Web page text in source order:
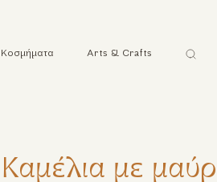
Κοσμήματα Arts & Crafts
Καμέλια με